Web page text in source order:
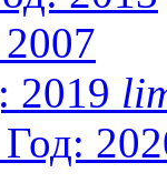
2019
Год: